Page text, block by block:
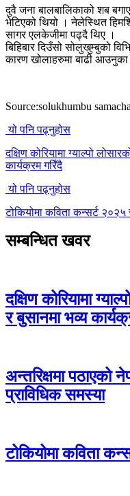
दुवै जना बालबालिकाको शब
भेटिएको थियो । नेलेस्थित
सागर एलकेजीमा पढ्दै थिए ।
बिहिबार दिउँसो सोलुखुम्बुको
कारण खोलाहरुमा बाढी
Source:solukhumbu
यो पनि पढ्नुहोस
दक्षिण कोरियामा ग्याल्पो
कार्यक्रम गरिँदै
यो पनि पढ्नुहोस
टोकियोमा कविता कन्सर्ट २०२५
सम्बन्धित खवर
दक्षिण कोरियामा
र बुसानमा भव्य
अन्तरिक्षमा पठाएको
प्राविधिक समस्या
टोकियोमा कविता